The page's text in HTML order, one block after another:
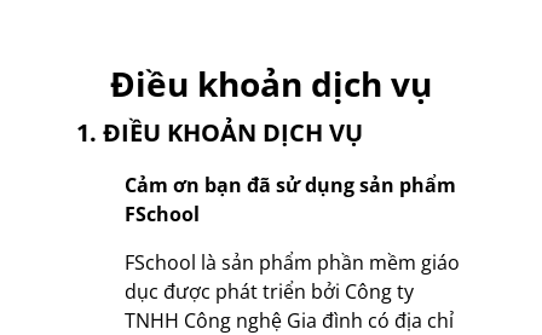
Điều khoản dịch vụ
1. ĐIỀU KHOẢN DỊCH VỤ
Cảm ơn bạn đã sử dụng sản phẩm
FSchool
FSchool là sản phẩm phần mềm giáo
dục được phát triển bởi Công ty
TNHH Công nghệ Gia đình có địa chỉ